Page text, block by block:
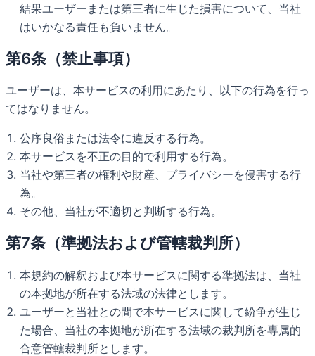
結果ユーザーまたは第三者に生じた損害について、当社
はいかなる責任も負いません。
第6条（禁止事項）
ユーザーは、本サービスの利用にあたり、以下の行為を行っ
てはなりません。
公序良俗または法令に違反する行為。
本サービスを不正の目的で利用する行為。
当社や第三者の権利や財産、プライバシーを侵害する行
為。
その他、当社が不適切と判断する行為。
第7条（準拠法および管轄裁判所）
本規約の解釈および本サービスに関する準拠法は、当社
の本拠地が所在する法域の法律とします。
ユーザーと当社との間で本サービスに関して紛争が生じ
た場合、当社の本拠地が所在する法域の裁判所を専属的
合意管轄裁判所とします。